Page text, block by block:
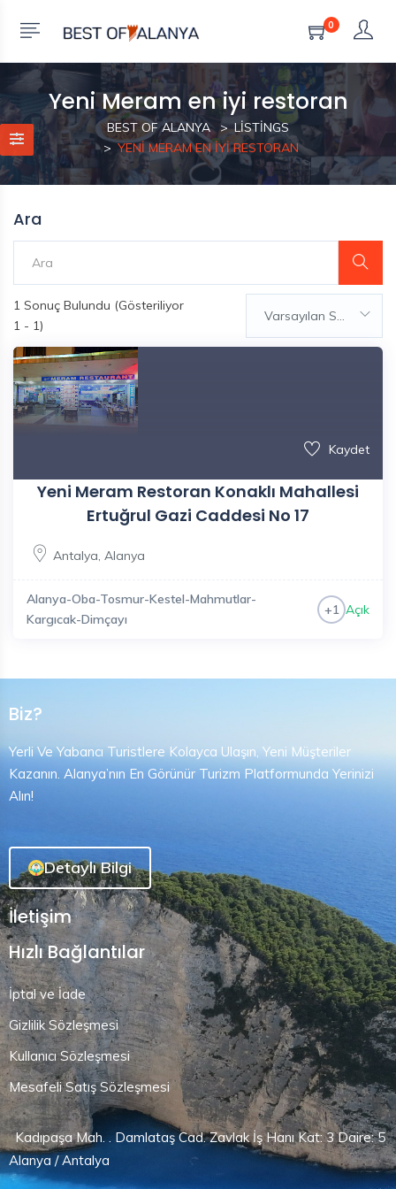
0
Yeni Meram en iyi restoran
BEST OF ALANYA
LISTINGS
YENI MERAM EN IYI RESTORAN
Ara
1 Sonuç Bulundu (Gösteriliyor
1 - 1)
Varsayılan Sıralama
Kaydet
Yeni Meram Restoran Konaklı Mahallesi
Ertuğrul Gazi Caddesi No 17
Antalya, Alanya
Alanya-Oba-Tosmur-Kestel-Mahmutlar-
Kargıcak-Dimçayı
+1 Açık
Biz?
Yerli Ve Yabancı Turistlere Kolayca Ulaşın, Yeni Müşteriler
Kazanın. Alanya’nın En Görünür Turizm Platformunda Yerinizi
Alın!
Detaylı Bilgi
İletişim
Hızlı Bağlantılar
İptal ve İade
Gizlilik Sözleşmesi
Kullanıcı Sözleşmesi
Mesafeli Satış Sözleşmesi
Kadıpaşa Mah. . Damlataş Cad. Zavlak İş Hanı Kat: 3 Daire: 5
Alanya / Antalya